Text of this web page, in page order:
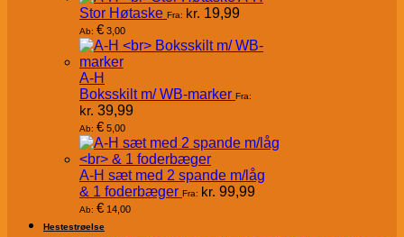
Stor Høtaske Fra: kr. 19,99
Ab: € 3,00
A-H
Boksskilt m/ WB-marker Fra:
kr. 39,99
Ab: € 5,00
A-H sæt med 2 spande m/låg
& 1 foderbæger Fra: kr. 99,99
Ab: € 14,00
Hestestrøelse